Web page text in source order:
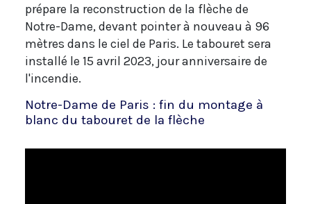
prépare la reconstruction de la flèche de
Notre-Dame, devant pointer à nouveau à 96
mètres dans le ciel de Paris. Le tabouret sera
installé le 15 avril 2023, jour anniversaire de
l'incendie.
Notre-Dame de Paris : fin du montage à
blanc du tabouret de la flèche